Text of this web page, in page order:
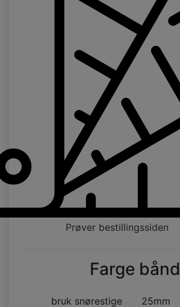
Prøver bestillingssiden
Farge bånd
bruk snørestige 25mm